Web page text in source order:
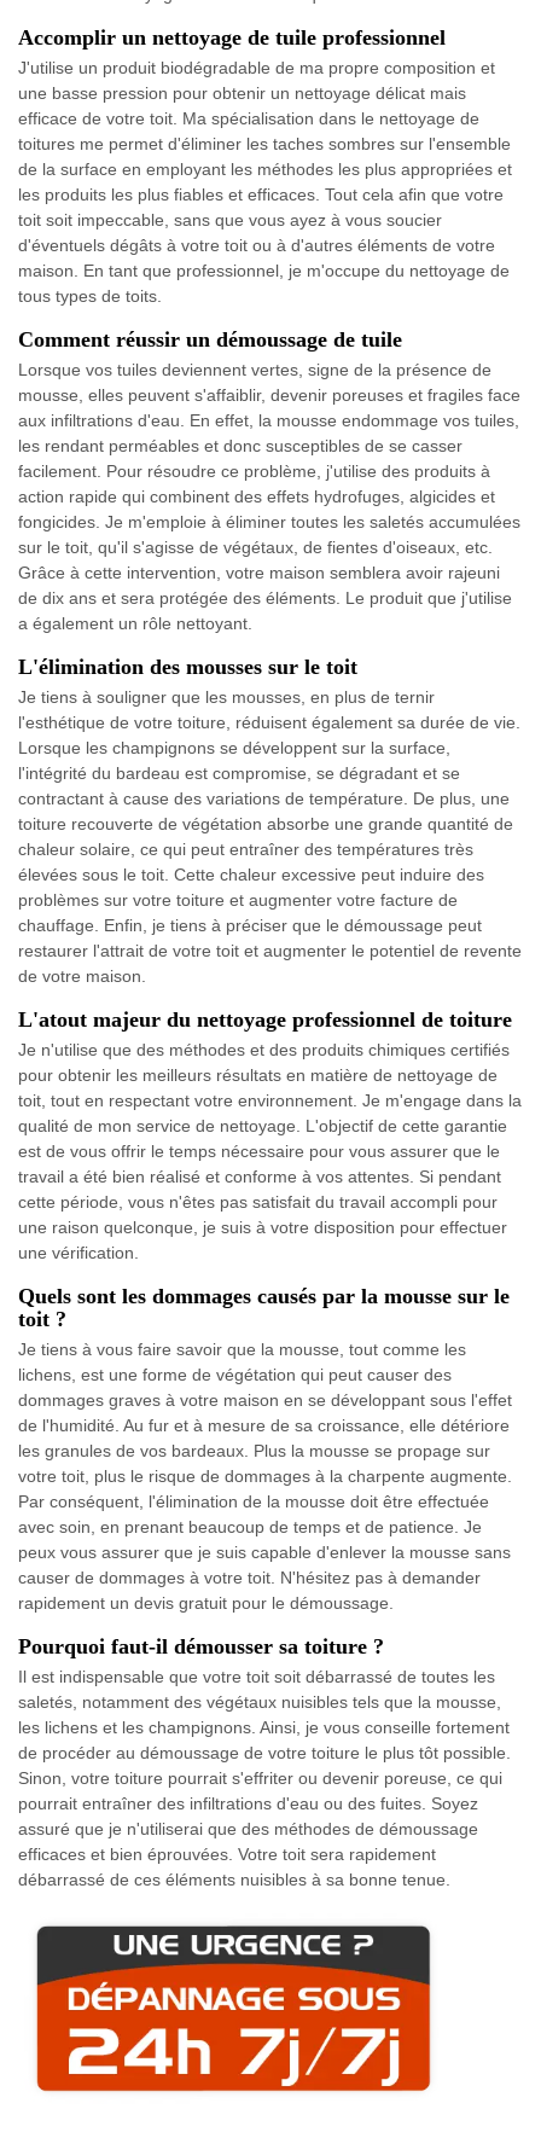
Accomplir un nettoyage de tuile professionnel
J'utilise un produit biodégradable de ma propre composition et
une basse pression pour obtenir un nettoyage délicat mais
efficace de votre toit. Ma spécialisation dans le nettoyage de
toitures me permet d'éliminer les taches sombres sur l'ensemble
de la surface en employant les méthodes les plus appropriées et
les produits les plus fiables et efficaces. Tout cela afin que votre
toit soit impeccable, sans que vous ayez à vous soucier
d'éventuels dégâts à votre toit ou à d'autres éléments de votre
maison. En tant que professionnel, je m'occupe du nettoyage de
tous types de toits.
Comment réussir un démoussage de tuile
Lorsque vos tuiles deviennent vertes, signe de la présence de
mousse, elles peuvent s'affaiblir, devenir poreuses et fragiles face
aux infiltrations d'eau. En effet, la mousse endommage vos tuiles,
les rendant perméables et donc susceptibles de se casser
facilement. Pour résoudre ce problème, j'utilise des produits à
action rapide qui combinent des effets hydrofuges, algicides et
fongicides. Je m'emploie à éliminer toutes les saletés accumulées
sur le toit, qu'il s'agisse de végétaux, de fientes d'oiseaux, etc.
Grâce à cette intervention, votre maison semblera avoir rajeuni
de dix ans et sera protégée des éléments. Le produit que j'utilise
a également un rôle nettoyant.
L'élimination des mousses sur le toit
Je tiens à souligner que les mousses, en plus de ternir
l'esthétique de votre toiture, réduisent également sa durée de vie.
Lorsque les champignons se développent sur la surface,
l'intégrité du bardeau est compromise, se dégradant et se
contractant à cause des variations de température. De plus, une
toiture recouverte de végétation absorbe une grande quantité de
chaleur solaire, ce qui peut entraîner des températures très
élevées sous le toit. Cette chaleur excessive peut induire des
problèmes sur votre toiture et augmenter votre facture de
chauffage. Enfin, je tiens à préciser que le démoussage peut
restaurer l'attrait de votre toit et augmenter le potentiel de revente
de votre maison.
L'atout majeur du nettoyage professionnel de toiture
Je n'utilise que des méthodes et des produits chimiques certifiés
pour obtenir les meilleurs résultats en matière de nettoyage de
toit, tout en respectant votre environnement. Je m'engage dans la
qualité de mon service de nettoyage. L'objectif de cette garantie
est de vous offrir le temps nécessaire pour vous assurer que le
travail a été bien réalisé et conforme à vos attentes. Si pendant
cette période, vous n'êtes pas satisfait du travail accompli pour
une raison quelconque, je suis à votre disposition pour effectuer
une vérification.
Quels sont les dommages causés par la mousse sur le
toit ?
Je tiens à vous faire savoir que la mousse, tout comme les
lichens, est une forme de végétation qui peut causer des
dommages graves à votre maison en se développant sous l'effet
de l'humidité. Au fur et à mesure de sa croissance, elle détériore
les granules de vos bardeaux. Plus la mousse se propage sur
votre toit, plus le risque de dommages à la charpente augmente.
Par conséquent, l'élimination de la mousse doit être effectuée
avec soin, en prenant beaucoup de temps et de patience. Je
peux vous assurer que je suis capable d'enlever la mousse sans
causer de dommages à votre toit. N'hésitez pas à demander
rapidement un devis gratuit pour le démoussage.
Pourquoi faut-il démousser sa toiture ?
Il est indispensable que votre toit soit débarrassé de toutes les
saletés, notamment des végétaux nuisibles tels que la mousse,
les lichens et les champignons. Ainsi, je vous conseille fortement
de procéder au démoussage de votre toiture le plus tôt possible.
Sinon, votre toiture pourrait s'effriter ou devenir poreuse, ce qui
pourrait entraîner des infiltrations d'eau ou des fuites. Soyez
assuré que je n'utiliserai que des méthodes de démoussage
efficaces et bien éprouvées. Votre toit sera rapidement
débarrassé de ces éléments nuisibles à sa bonne tenue.